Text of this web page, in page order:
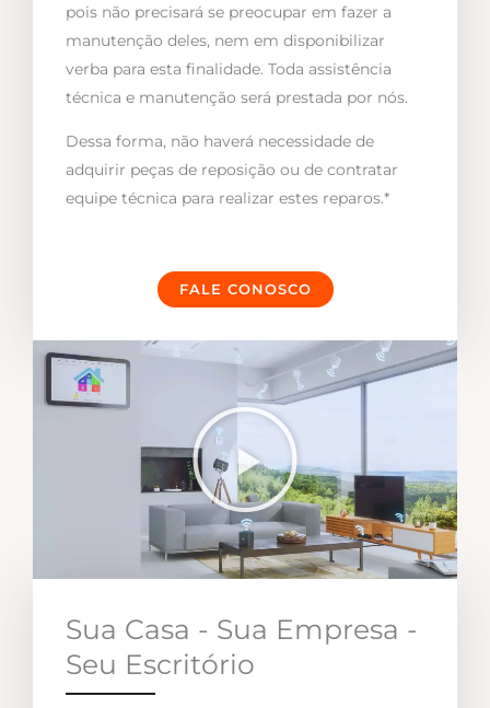
pois não precisará se preocupar em fazer a
manutenção deles, nem em disponibilizar
verba para esta finalidade. Toda assistência
técnica e manutenção será prestada por nós.
Dessa forma, não haverá necessidade de
adquirir peças de reposição ou de contratar
equipe técnica para realizar estes reparos.*
FALE CONOSCO
Sua Casa - Sua Empresa -
Seu Escritório